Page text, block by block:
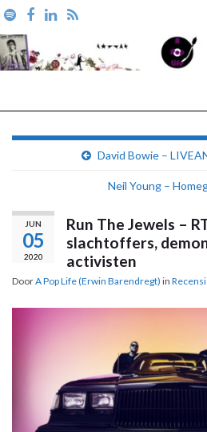
Search for:
David Bowie –
Neil Young –
JUN
05
2020
Run The Jewels –
slachtoffers,
activisten
DoorA Pop Life (Erwin Barendregt) in